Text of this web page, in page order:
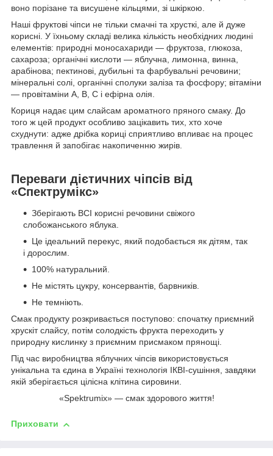
воно порізане та висушене кільцями, зі шкіркою.
Наші фруктові чіпси не тільки смачні та хрусткі, але й дуже
корисні. У їхньому складі велика кількість необхідних людині
елементів: природні моносахариди — фруктоза, глюкоза,
сахароза; органічні кислоти — яблучна, лимонна, винна,
арабінова; пектинові, дубильні та фарбувальні речовини;
мінеральні солі, органічні сполуки заліза та фосфору; вітаміни
— провітаміни А, В, С і ефірна олія.
Кориця надає цим слайсам ароматного пряного смаку. До
того ж цей продукт особливо зацікавить тих, хто хоче
схуднути: адже дрібка кориці сприятливо впливає на процес
травлення й запобігає накопиченню жирів.
Переваги дієтичних чіпсів від
«Спектрумікс»
Зберігають ВСІ корисні речовини свіжого
слобожанського яблука.
Це ідеальний перекус, який подобається як дітям, так
і дорослим.
100% натуральний.
Не містять цукру, консервантів, барвників.
Не темніють.
Смак продукту розкривається поступово: спочатку приємний
хрускіт слайсу, потім солодкість фрукта переходить у
природну кислинку з приємним присмаком прянощі.
Під час виробництва яблучних чіпсів використовується
унікальна та єдина в Україні технологія ІКВІ-сушіння, завдяки
якій зберігається цілісна клітина сировини.
«Spektrumix» — смак здорового життя!
Приховати